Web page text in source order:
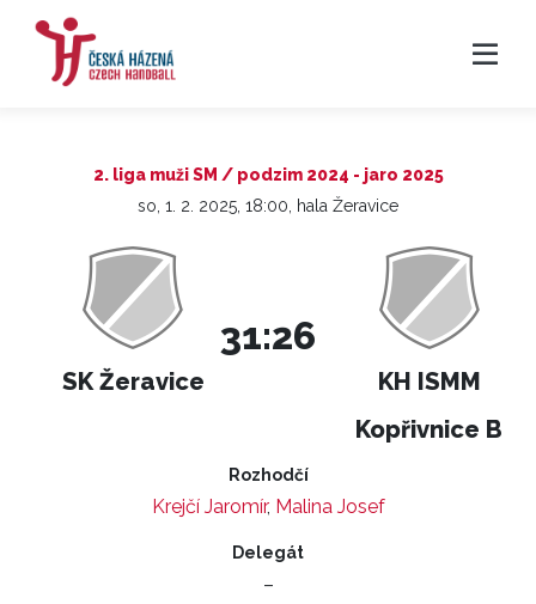
2. liga muži SM / podzim 2024 - jaro 2025
so, 1. 2. 2025, 18:00, hala Žeravice
SK Žeravice
31:26
KH ISMM
Kopřivnice B
Rozhodčí
Krejčí Jaromír, Malina Josef
Delegát
–